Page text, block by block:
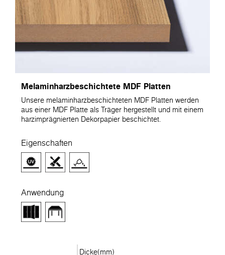
Melaminharzbeschichtete MDF Platten
Unsere melaminharzbeschichteten MDF Platten werden
aus einer MDF Platte als Träger hergestellt und mit einem
harzimprägnierten Dekorpapier beschichtet.
Eigenschaften
Anwendung
Dicke(mm)